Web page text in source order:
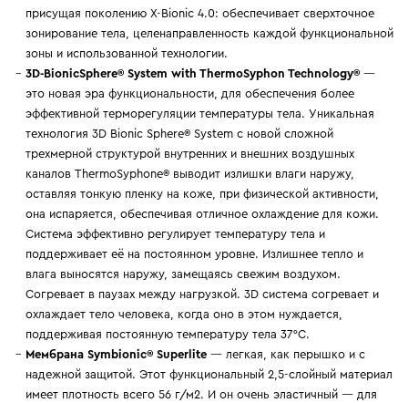
присущая поколению X-Bionic 4.0: обеспечивает сверхточное
зонирование тела, целенаправленность каждой функциональной
зоны и использованной технологии.
3D-BionicSphere® System with ThermoSyphon Technology® —
это новая эра функциональности, для обеспечения более
эффективной терморегуляции температуры тела. Уникальная
технология 3D Bionic Sphere® System с новой сложной
трехмерной структурой внутренних и внешних воздушных
каналов ThermoSyphone® выводит излишки влаги наружу,
оставляя тонкую пленку на коже, при физической активности,
она испаряется, обеспечивая отличное охлаждение для кожи.
Система эффективно регулирует температуру тела и
поддерживает её на постоянном уровне. Излишнее тепло и
влага выносятся наружу, замещаясь свежим воздухом.
Согревает в паузах между нагрузкой. 3D система согревает и
охлаждает тело человека, когда оно в этом нуждается,
поддерживая постоянную температуру тела 37°С.
Мембрана Symbionic® Superlite — легкая, как перышко и с
надежной защитой. Этот функциональный 2,5-слойный материал
имеет плотность всего 56 г/м2. И он очень эластичный — для